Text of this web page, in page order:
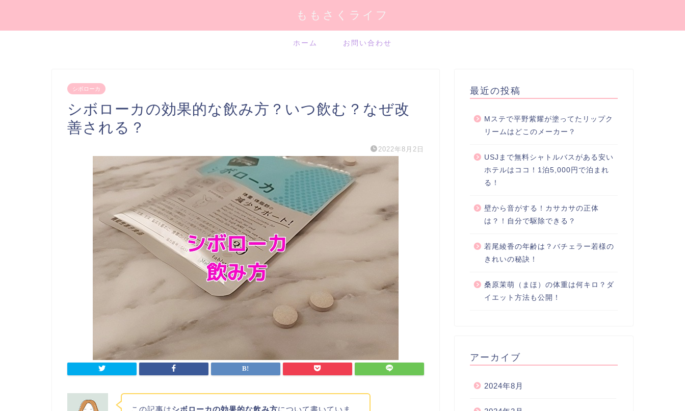
ももさくライフ
ホーム お問い合わせ
シボローカ
シボローカの効果的な飲み方？いつ飲む？なぜ改
善される？
2022年8月2日
最近の投稿
Mステで平野紫耀が塗ってたリップク
リームはどこのメーカー？
USJまで無料シャトルバスがある安い
ホテルはココ！1泊5,000円で泊まれ
る！
壁から音がする！カサカサの正体
は？！自分で駆除できる？
若尾綾香の年齢は？バチェラー若様の
きれいの秘訣！
桑原茉萌（まほ）の体重は何キロ？ダ
イエット方法も公開！
アーカイブ
2024年8月